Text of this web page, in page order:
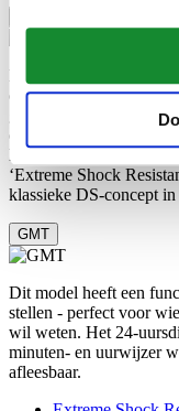
De nieuwste versie van
onderzoek naar de
gebruikgemaakt van
om een extra robuust
legt. Wat is het geheim
‘Extreme Shock
klassieke DS-concept
GMT
Dit model heeft een
stellen - perfect voor
wil weten. Het 24-
minuten- en uurwijzer
afleesbaar.